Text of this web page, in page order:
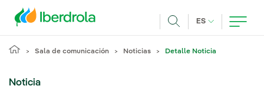
ES IDIOMA
Sala de comunicación Noticias Detalle Noticia
Noticia